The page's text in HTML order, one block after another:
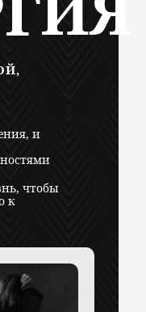
и
чтобы
к